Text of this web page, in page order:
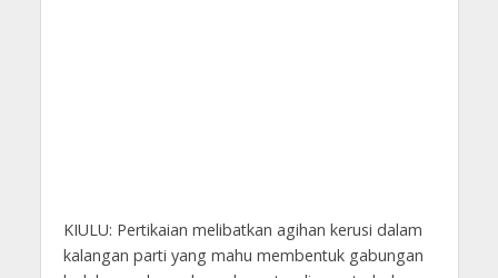
KIULU: Pertikaian melibatkan agihan kerusi dalam
kalangan parti yang mahu membentuk gabungan